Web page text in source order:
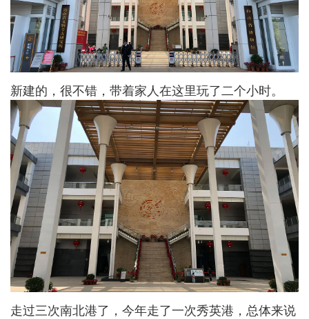
新建的，很不错，带着家人在这里玩了二个小时。
走过三次南北港了，今年走了一次秀英港，总体来说